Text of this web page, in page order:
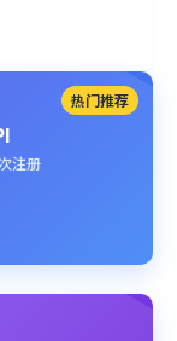
热门推荐
注册